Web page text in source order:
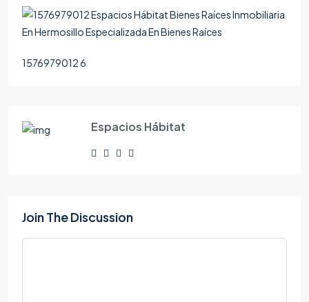
1576979012 6
Espacios Hábitat
Join The Discussion